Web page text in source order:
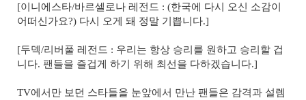
[이니에스타/바르셀로나 레전드 : (한국에 다시 오신 소감이
어떠신가요?) 다시 오게 돼 정말 기쁩니다.]
[두덱/리버풀 레전드 : 우리는 항상 승리를 원하고 승리할 겁
니다. 팬들을 즐겁게 하기 위해 최선을 다하겠습니다.]
TV에서만 보던 스타들을 눈앞에서 만난 팬들은 감격과 설렘